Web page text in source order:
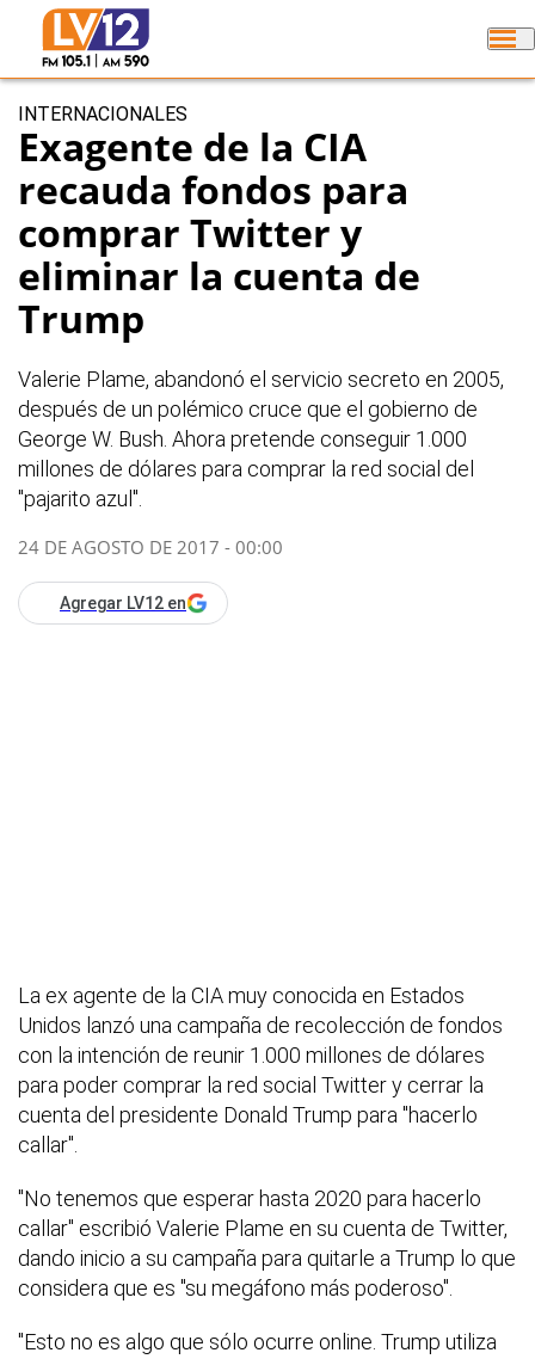
INTERNACIONALES
Exagente de la CIA
recauda fondos para
comprar Twitter y
eliminar la cuenta de
Trump
Valerie Plame, abandonó el servicio secreto en 2005,
después de un polémico cruce que el gobierno de
George W. Bush. Ahora pretende conseguir 1.000
millones de dólares para comprar la red social del
"pajarito azul".
24 DE AGOSTO DE 2017 - 00:00
Agregar LV12 en
La ex agente de la CIA muy conocida en Estados
Unidos lanzó una campaña de recolección de fondos
con la intención de reunir 1.000 millones de dólares
para poder comprar la red social Twitter y cerrar la
cuenta del presidente Donald Trump para "hacerlo
callar".
"No tenemos que esperar hasta 2020 para hacerlo
callar" escribió Valerie Plame en su cuenta de Twitter,
dando inicio a su campaña para quitarle a Trump lo que
considera que es "su megáfono más poderoso".
"Esto no es algo que sólo ocurre online. Trump utiliza